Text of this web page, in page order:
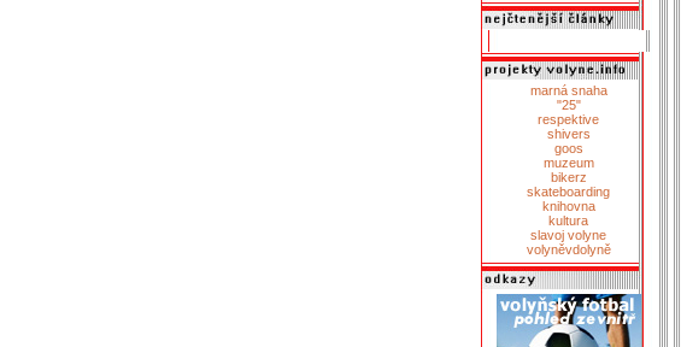
marná snaha
"25"
respektive
shivers
goos
muzeum
bikerz
skateboarding
knihovna
kultura
slavoj volyne
volyněvdolyně